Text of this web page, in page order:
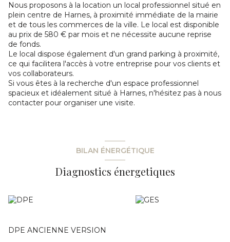
Nous proposons à la location un local professionnel situé en
plein centre de Harnes, à proximité immédiate de la mairie
et de tous les commerces de la ville. Le local est disponible
au prix de 580 € par mois et ne nécessite aucune reprise
de fonds.
Le local dispose également d'un grand parking à proximité,
ce qui facilitera l'accès à votre entreprise pour vos clients et
vos collaborateurs.
Si vous êtes à la recherche d'un espace professionnel
spacieux et idéalement situé à Harnes, n'hésitez pas à nous
contacter pour organiser une visite.
BILAN ÉNERGÉTIQUE
Diagnostics énergetiques
DPE ANCIENNE VERSION